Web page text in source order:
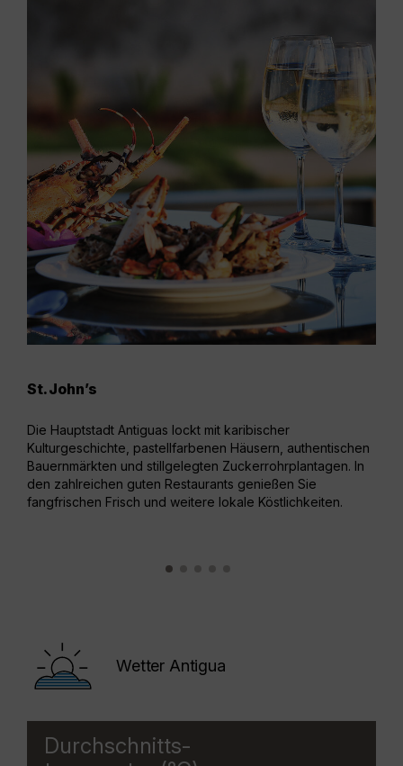
St. John’s
Die Hauptstadt Antiguas lockt mit karibischer
Kulturgeschichte, pastellfarbenen Häusern, authentischen
Bauernmärkten und stillgelegten Zuckerrohrplantagen. In
den zahlreichen guten Restaurants genießen Sie
fangfrischen Frisch und weitere lokale Köstlichkeiten.
Wetter Antigua
Durchschnitts-